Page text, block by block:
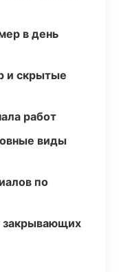
в день
и скрытые
работ
виды
по
закрывающих